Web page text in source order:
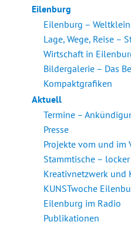
Eilenburg
Eilenburg –
Lage, Wege, Reise –
Wirtschaft in
Bildergalerie – Das
Kompaktgrafiken
Aktuell
Termine –
Presse
Projekte vom und im
Stammtische –
Kreativnetzwerk und
KUNSTwoche
Eilenburg im Radio
Publikationen